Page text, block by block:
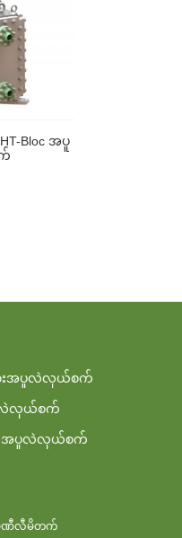
Bloc အပူ
ားအပူလဲလှယ်စက်
ပူလဲလှယ်စက်
းအပူလဲလှယ်စက်
မ္ပဏီလီမိတက်